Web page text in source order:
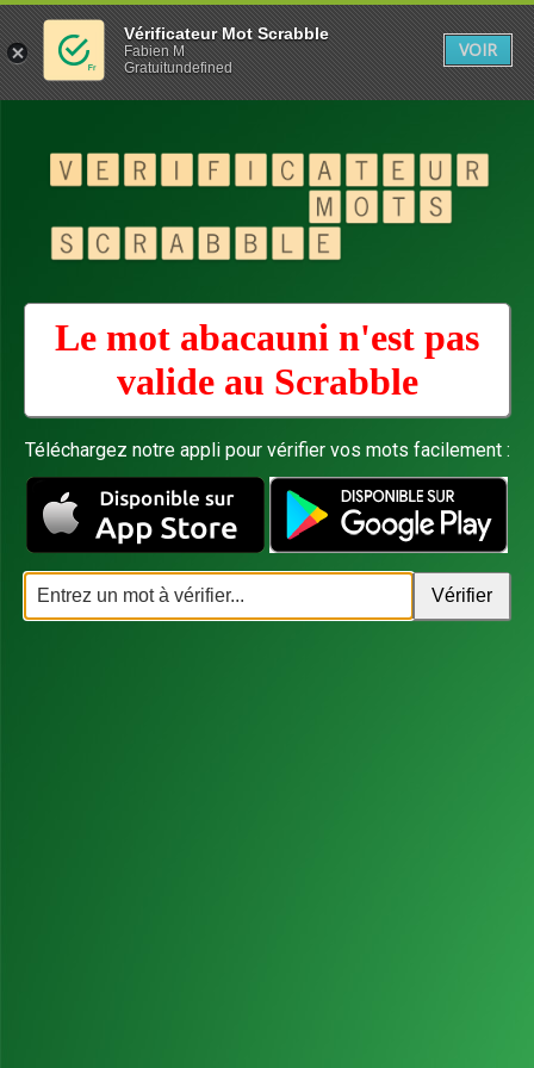
Le mot abacauni n'est pas
valide au Scrabble
Téléchargez notre appli pour vérifier vos mots facilement :
Vérificateur Mot Scrabble
Fabien M
Gratuitundefined
VOIR